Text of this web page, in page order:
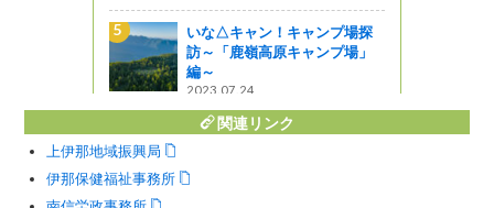
いな△キャン！キャンプ場探
訪～「鹿嶺高原キャンプ場」
編～
2023.07.24
関連リンク
上伊那地域振興局
伊那保健福祉事務所